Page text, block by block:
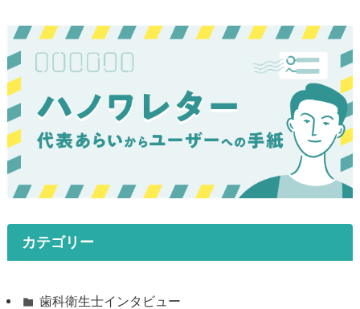
カテゴリー
歯科衛生士インタビュー